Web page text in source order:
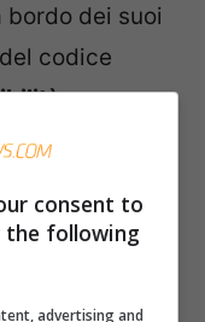
bordo dei suoi
codice
enon
comunque
scontati
consent to
the following
advertising and